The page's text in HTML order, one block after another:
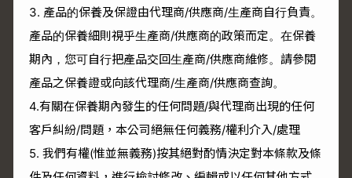
3. 產品的保養及保證由代理商/供應商/生產商自行負責。
產品的保養細則視乎生產商/供應商的政策而定。在保養
期內，您可自行把產品交回生產商/供應商維修。請參閱
產品之保養證或向該代理商/生產商/供應商查詢。
4.有關在保養期內發生的任何問題/與代理商出現的任何
客戶糾紛/問題，本公司絕無任何義務/權利介入/處理
5. 我們有權(惟並無義務)按其絕對酌情決定對本條款及條